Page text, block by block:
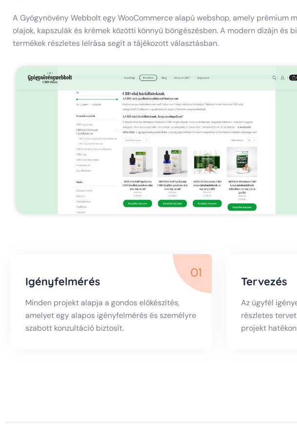
A Gyógynövény Webbolt egy WooCommerce alapú webshop, amely prémium
olajok, kapszulák és krémek közötti könnyű böngészésben. A modern dizájn
termékek részletes leírása segít a tájékozott választásban.
01
Igényfelmérés
Minden projekt alapja a gondos előkészítés,
amelyet egy alapos igényfelmérés és személyre
szabott konzultáció biztosít.
Tervezés
Az ügyfél
részletes
projekt